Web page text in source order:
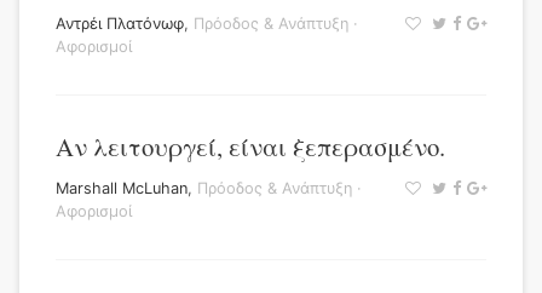
Αντρέι Πλατόνωφ, Πρόοδος & Ανάπτυξη ·
Αφορισμοί
Αν λειτουργεί, είναι ξεπερασμένο.
Marshall McLuhan, Πρόοδος & Ανάπτυξη ·
Αφορισμοί